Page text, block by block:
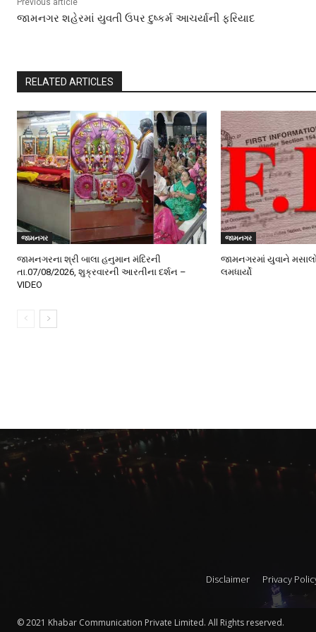
Previous article
જામનગર શહેરમાં યુવતી ઉપર દુષ્કર્મ આચર્યાની ફરિયાદ
RELATED ARTICLES
જામનગર
જામનગરના શ્રી બાલા હનુમાન મંદિરની
તા.07/08/2026, શુક્રવારની આરતીના દર્શન –
VIDEO
જામનગર
જામનગરમાં યુવાને
લમધાર્યો
Disclaimer Privacy
© 2021 Khabar Communication Private Limited. All Rights reserved.